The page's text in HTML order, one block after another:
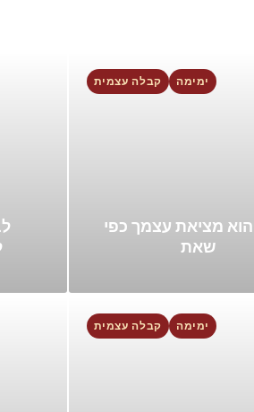
ימימה קבלה עצמית
הוא מציאת עצמך כפי
שאת
ימימה קבלה עצמית